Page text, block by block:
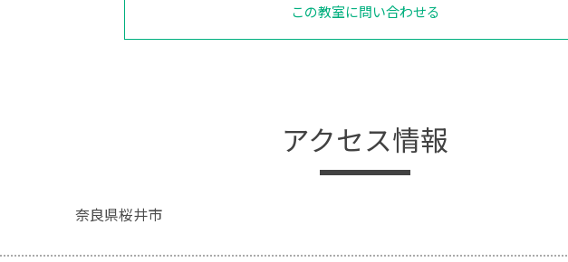
この教室に問い合わせる
アクセス情報
奈良県桜井市